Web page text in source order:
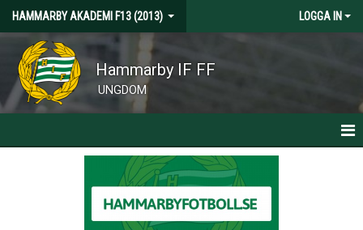
HAMMARBY AKADEMI F13 (2013) LOGGA IN
Hammarby IF FF
UNGDOM